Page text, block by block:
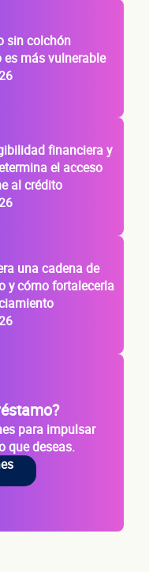
sin colchón
más vulnerable
financiera y
el acceso
al crédito
una cadena de
y cómo fortalecerla
para impulsar
que deseas.